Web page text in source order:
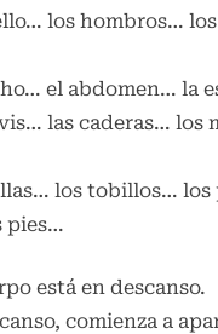
los hombros…
el abdomen… la
las caderas… los
los tobillos… los
pies…
está en descanso.
comienza a